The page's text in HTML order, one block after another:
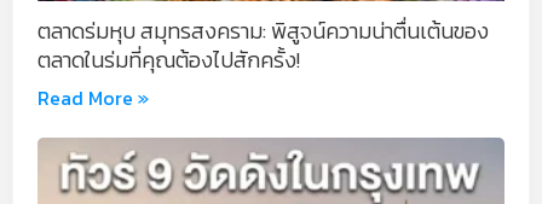
ตลาดร่มหุบ สมุทรสงคราม: พิสูจน์ความน่าตื่นเต้นของ
ตลาดในร่มที่คุณต้องไปสักครั้ง!
Read More »